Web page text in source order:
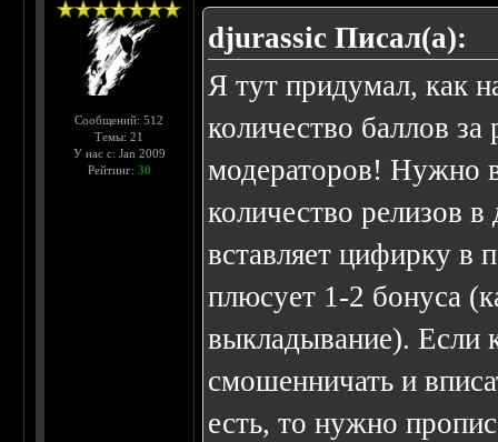
Сообщений: 512
Темы: 21
У нас с: Jan 2009
Рейтинг: 30
djurassic Писал(а):
Я тут придумал, как
количество баллов за
модераторов! Нужно
количество релизов
вставляет цифирку в
плюсует 1-2 бонуса
выкладывание). Если
смошенничать и
есть, то нужно